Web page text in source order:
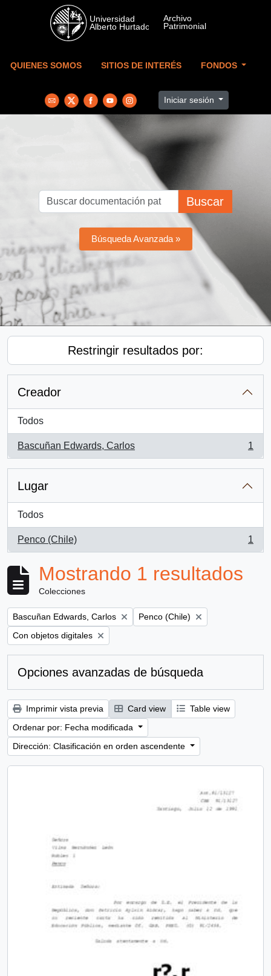
Skip to main content
QUIENES SOMOS SITIOS DE INTERÉS FONDOS
Iniciar sesión
Buscar
Búsqueda Avanzada »
Restringir resultados por:
Creador
Todos
Bascuñan Edwards, Carlos
, 1 resultados
1
Lugar
Todos
Penco (Chile)
, 1 resultados
1
Mostrando 1 resultados
Colecciones
Remove filter:
Bascuñan Edwards, Carlos Remove filter:
Penco (Chile)
Remove filter:
Con objetos digitales
Opciones avanzadas de búsqueda
Imprimir vista previa Card view
Table view
Ordenar por: Fecha modificada
Dirección: Clasificación en orden ascendente